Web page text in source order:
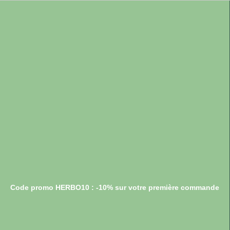
Code promo HERBO10 : -10% sur votre première commande